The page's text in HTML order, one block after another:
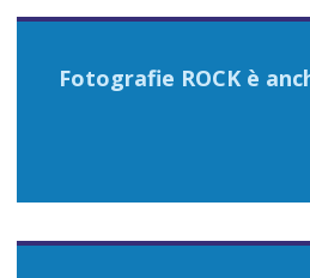
Fotografie ROCK è